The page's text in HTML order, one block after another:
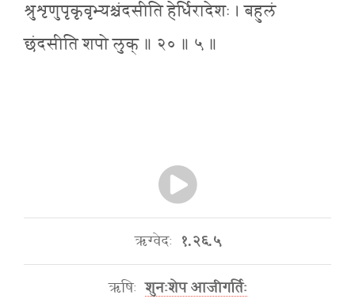
श्रुशृणुपृकृवृभ्यश्चंदसीति हेर्धिरादेशः । बहुलं
छंदसीति शपो लुक् ॥ २० ॥ ५ ॥
ऋग्वेदः १.२६.५
ऋषिः शुनःशेप आजीगर्तिः